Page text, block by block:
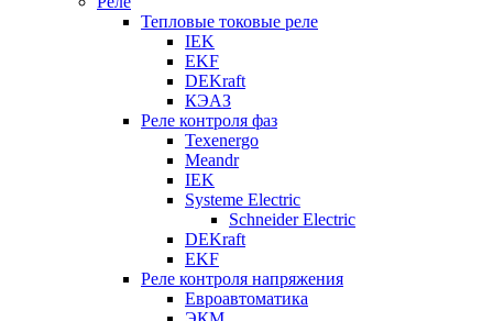
Тепловые токовые реле
IEK
EKF
DEKraft
КЭАЗ
Реле контроля фаз
Texenergo
Meandr
IEK
Systeme Electric
Schneider Electric
DEKraft
EKF
Реле контроля напряжения
Евроавтоматика